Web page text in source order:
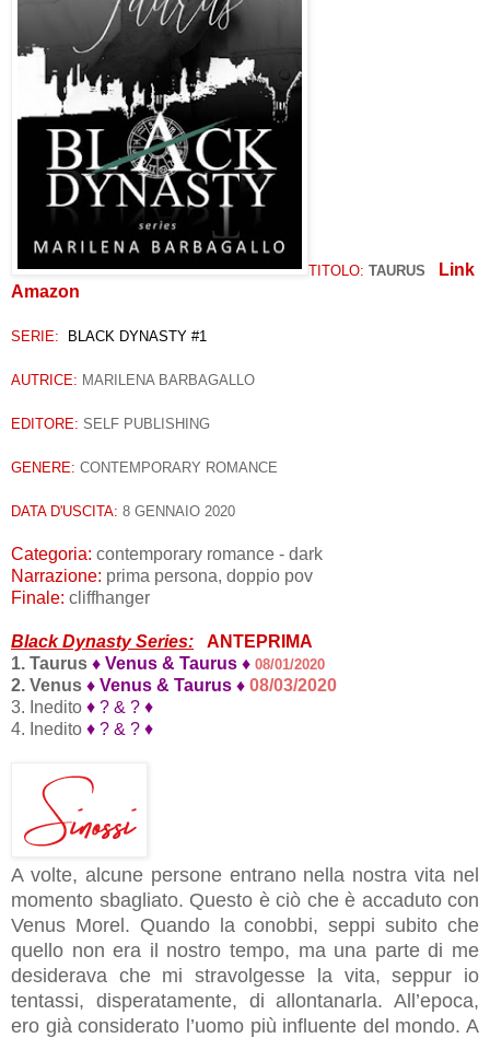
TITOLO: TAURUS
Link
Amazon
SERIE: BLACK DYNASTY #1
AUTRICE: MARILENA BARBAGALLO
EDITORE: SELF PUBLISHING
GENERE: CONTEMPORARY ROMANCE
DATA D'USCITA: 8 GENNAIO 2020
Categoria: contemporary romance - dark
Narrazione: prima persona, doppio pov
Finale: cliffhanger
Black Dynasty Series:
ANTEPRIMA
1. Taurus ♦ Venus & Taurus ♦ 08/01/2020
2. Venus ♦ Venus & Taurus ♦ 08/03/2020
3. Inedito ♦ ? & ? ♦
4. Inedito ♦ ? & ? ♦
A volte, alcune persone entrano nella nostra vita nel
momento sbagliato. Questo è ciò che è accaduto con
Venus Morel. Quando la conobbi, seppi subito che
quello non era il nostro tempo, ma una parte di me
desiderava che mi stravolgesse la vita, seppur io
tentassi, disperatamente, di allontanarla. All’epoca,
ero già considerato l’uomo più influente del mondo. A